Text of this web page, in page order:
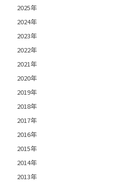
2025年
2024年
2023年
2022年
2021年
2020年
2019年
2018年
2017年
2016年
2015年
2014年
2013年